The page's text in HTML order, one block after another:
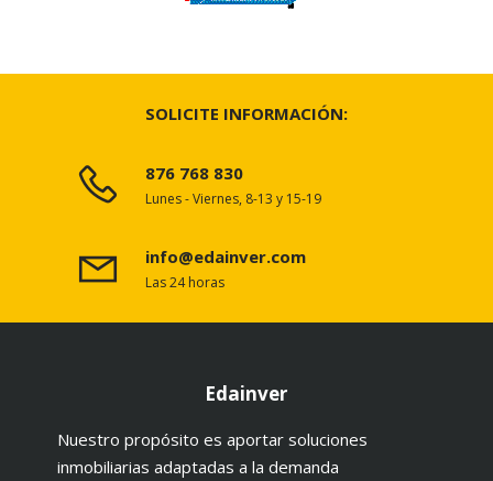
SOLICITE INFORMACIÓN:
876 768 830
Lunes - Viernes, 8-13 y 15-19
info@edainver.com
Las 24 horas
Edainver
Nuestro propósito es aportar soluciones
inmobiliarias adaptadas a la demanda